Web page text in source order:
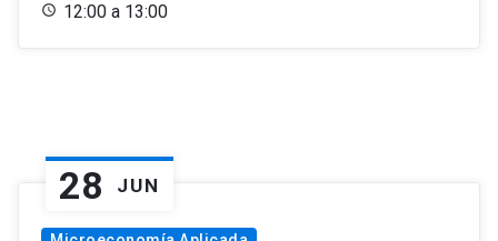
12:00 a 13:00
28 JUN